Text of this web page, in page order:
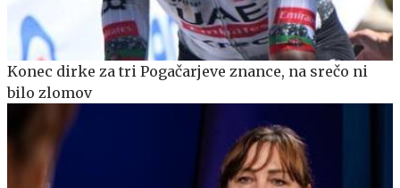
Konec dirke za tri Pogačarjeve znance, na srečo ni
bilo zlomov